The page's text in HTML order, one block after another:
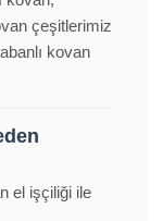
çeşitlerimiz
kovan
el işçiliği ile